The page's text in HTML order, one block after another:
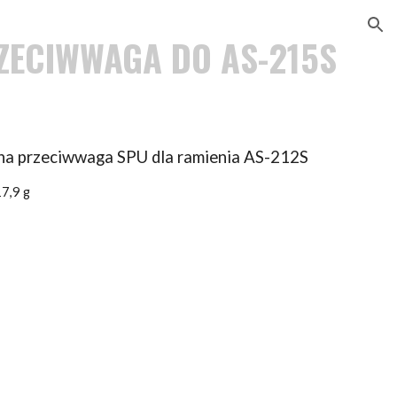
DO AS-215S
przeciwwaga SPU dla ramienia AS-212S
g